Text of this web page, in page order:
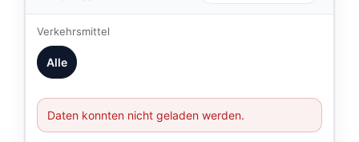
Verkehrsmittel
Alle
Daten konnten nicht geladen werden.